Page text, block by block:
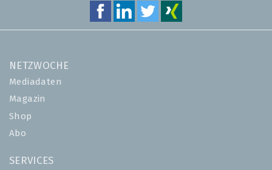
NETZWOCHE
Mediadaten
Magazin
Shop
Abo
SERVICES